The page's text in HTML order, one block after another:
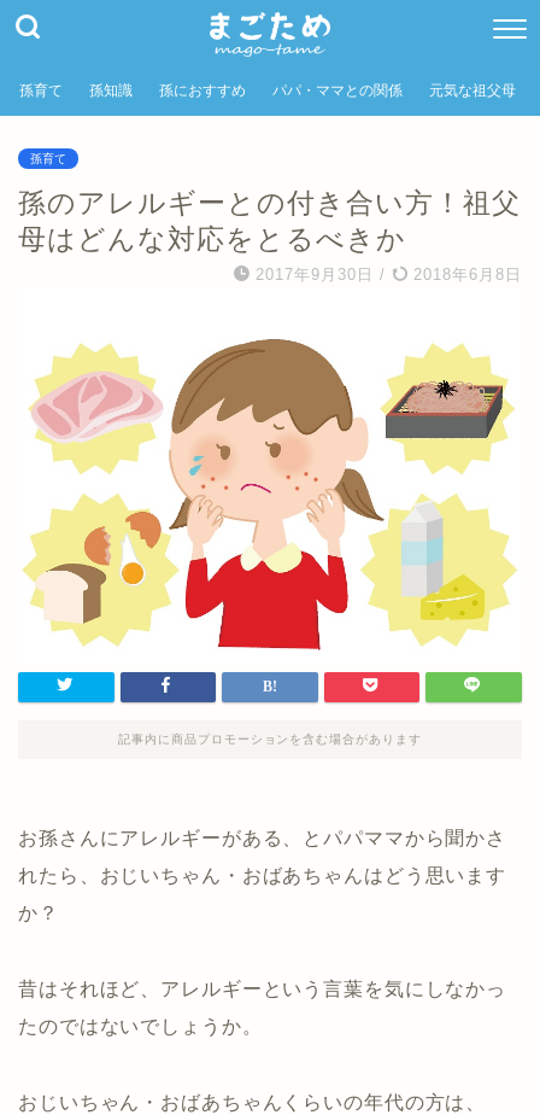
孫育て 孫知識 孫におすすめ パパ・ママとの関係 元気な祖父母
孫育て
孫のアレルギーとの付き合い方！祖父
母はどんな対応をとるべきか
2017年9月30日 / 2018年6月8日
記事内に商品プロモーションを含む場合があります
お孫さんにアレルギーがある、とパパママから聞かさ
れたら、おじいちゃん・おばあちゃんはどう思います
か？
昔はそれほど、アレルギーという言葉を気にしなかっ
たのではないでしょうか。
おじいちゃん・おばあちゃんくらいの年代の方は、